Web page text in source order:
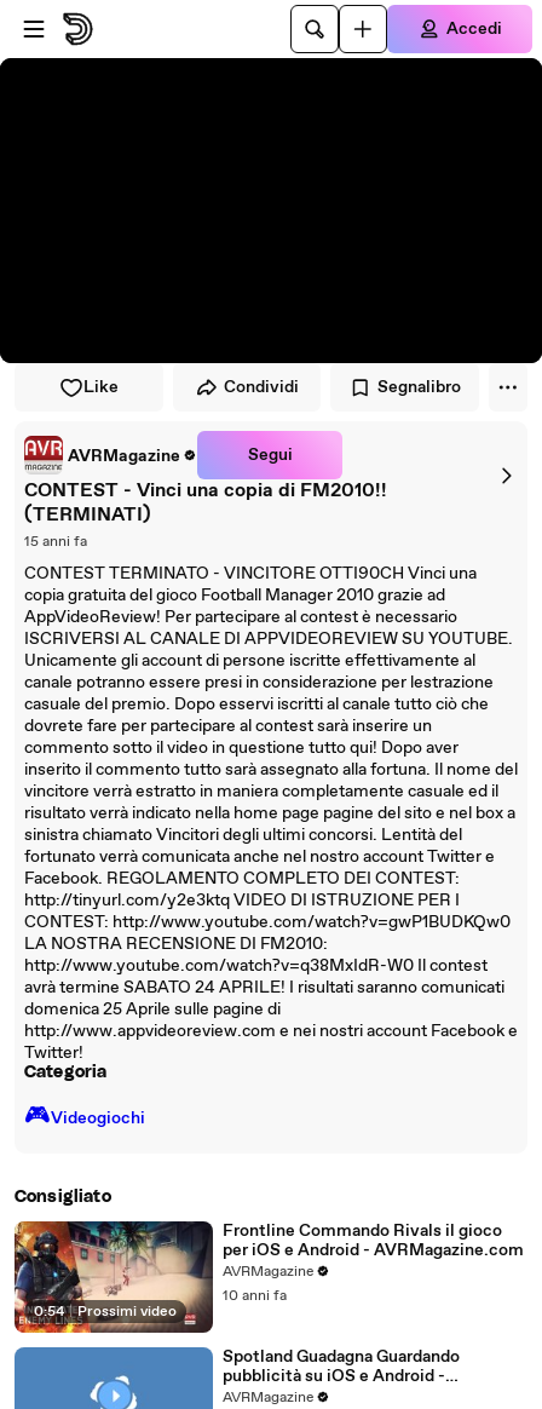
Vai al lettore
Passa al contenuto principale
Accedi
Like Condividi Segnalibro
AVRMagazine Segui
CONTEST - Vinci una copia di FM2010!!
(TERMINATI)
15 anni fa
CONTEST TERMINATO - VINCITORE OTTI90CH Vinci una
copia gratuita del gioco Football Manager 2010 grazie ad
AppVideoReview! Per partecipare al contest è necessario
ISCRIVERSI AL CANALE DI APPVIDEOREVIEW SU YOUTUBE.
Unicamente gli account di persone iscritte effettivamente al
canale potranno essere presi in considerazione per lestrazione
casuale del premio. Dopo esservi iscritti al canale tutto ciò che
dovrete fare per partecipare al contest sarà inserire un
commento sotto il video in questione tutto qui! Dopo aver
inserito il commento tutto sarà assegnato alla fortuna. Il nome del
vincitore verrà estratto in maniera completamente casuale ed il
risultato verrà indicato nella home page pagine del sito e nel box a
sinistra chiamato Vincitori degli ultimi concorsi. Lentità del
fortunato verrà comunicata anche nel nostro account Twitter e
Facebook. REGOLAMENTO COMPLETO DEI CONTEST:
http://tinyurl.com/y2e3ktq VIDEO DI ISTRUZIONE PER I
CONTEST: http://www.youtube.com/watch?v=gwP1BUDKQw0
LA NOSTRA RECENSIONE DI FM2010:
http://www.youtube.com/watch?v=q38MxIdR-W0 Il contest
avrà termine SABATO 24 APRILE! I risultati saranno comunicati
domenica 25 Aprile sulle pagine di
http://www.appvideoreview.com e nei nostri account Facebook e
Twitter!
Categoria
🎮️Videogiochi
Consigliato
0:54 | Prossimi video
Frontline Commando Rivals il gioco
per iOS e Android - AVRMagazine.com
AVRMagazine
10 anni fa
Spotland Guadagna Guardando
pubblicità su iOS e Android -
AVRMagazine.com
AVRMagazine